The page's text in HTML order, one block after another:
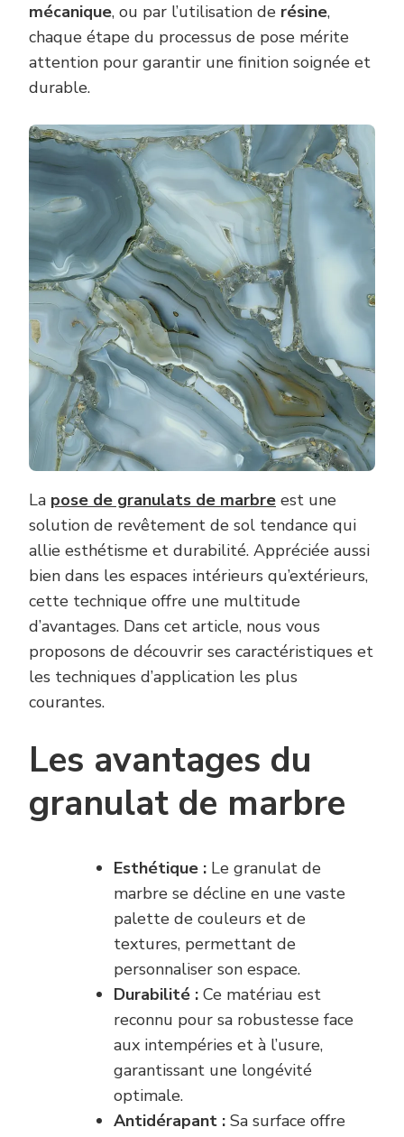
mécanique, ou par l’utilisation de résine,
chaque étape du processus de pose mérite
attention pour garantir une finition soignée et
durable.
La pose de granulats de marbre est une
solution de revêtement de sol tendance qui
allie esthétisme et durabilité. Appréciée aussi
bien dans les espaces intérieurs qu’extérieurs,
cette technique offre une multitude
d’avantages. Dans cet article, nous vous
proposons de découvrir ses caractéristiques et
les techniques d’application les plus
courantes.
Les avantages du
granulat de marbre
Esthétique : Le granulat de
marbre se décline en une vaste
palette de couleurs et de
textures, permettant de
personnaliser son espace.
Durabilité : Ce matériau est
reconnu pour sa robustesse face
aux intempéries et à l’usure,
garantissant une longévité
optimale.
Antidérapant : Sa surface offre